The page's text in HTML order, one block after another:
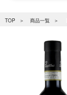
TOP 商品一覧